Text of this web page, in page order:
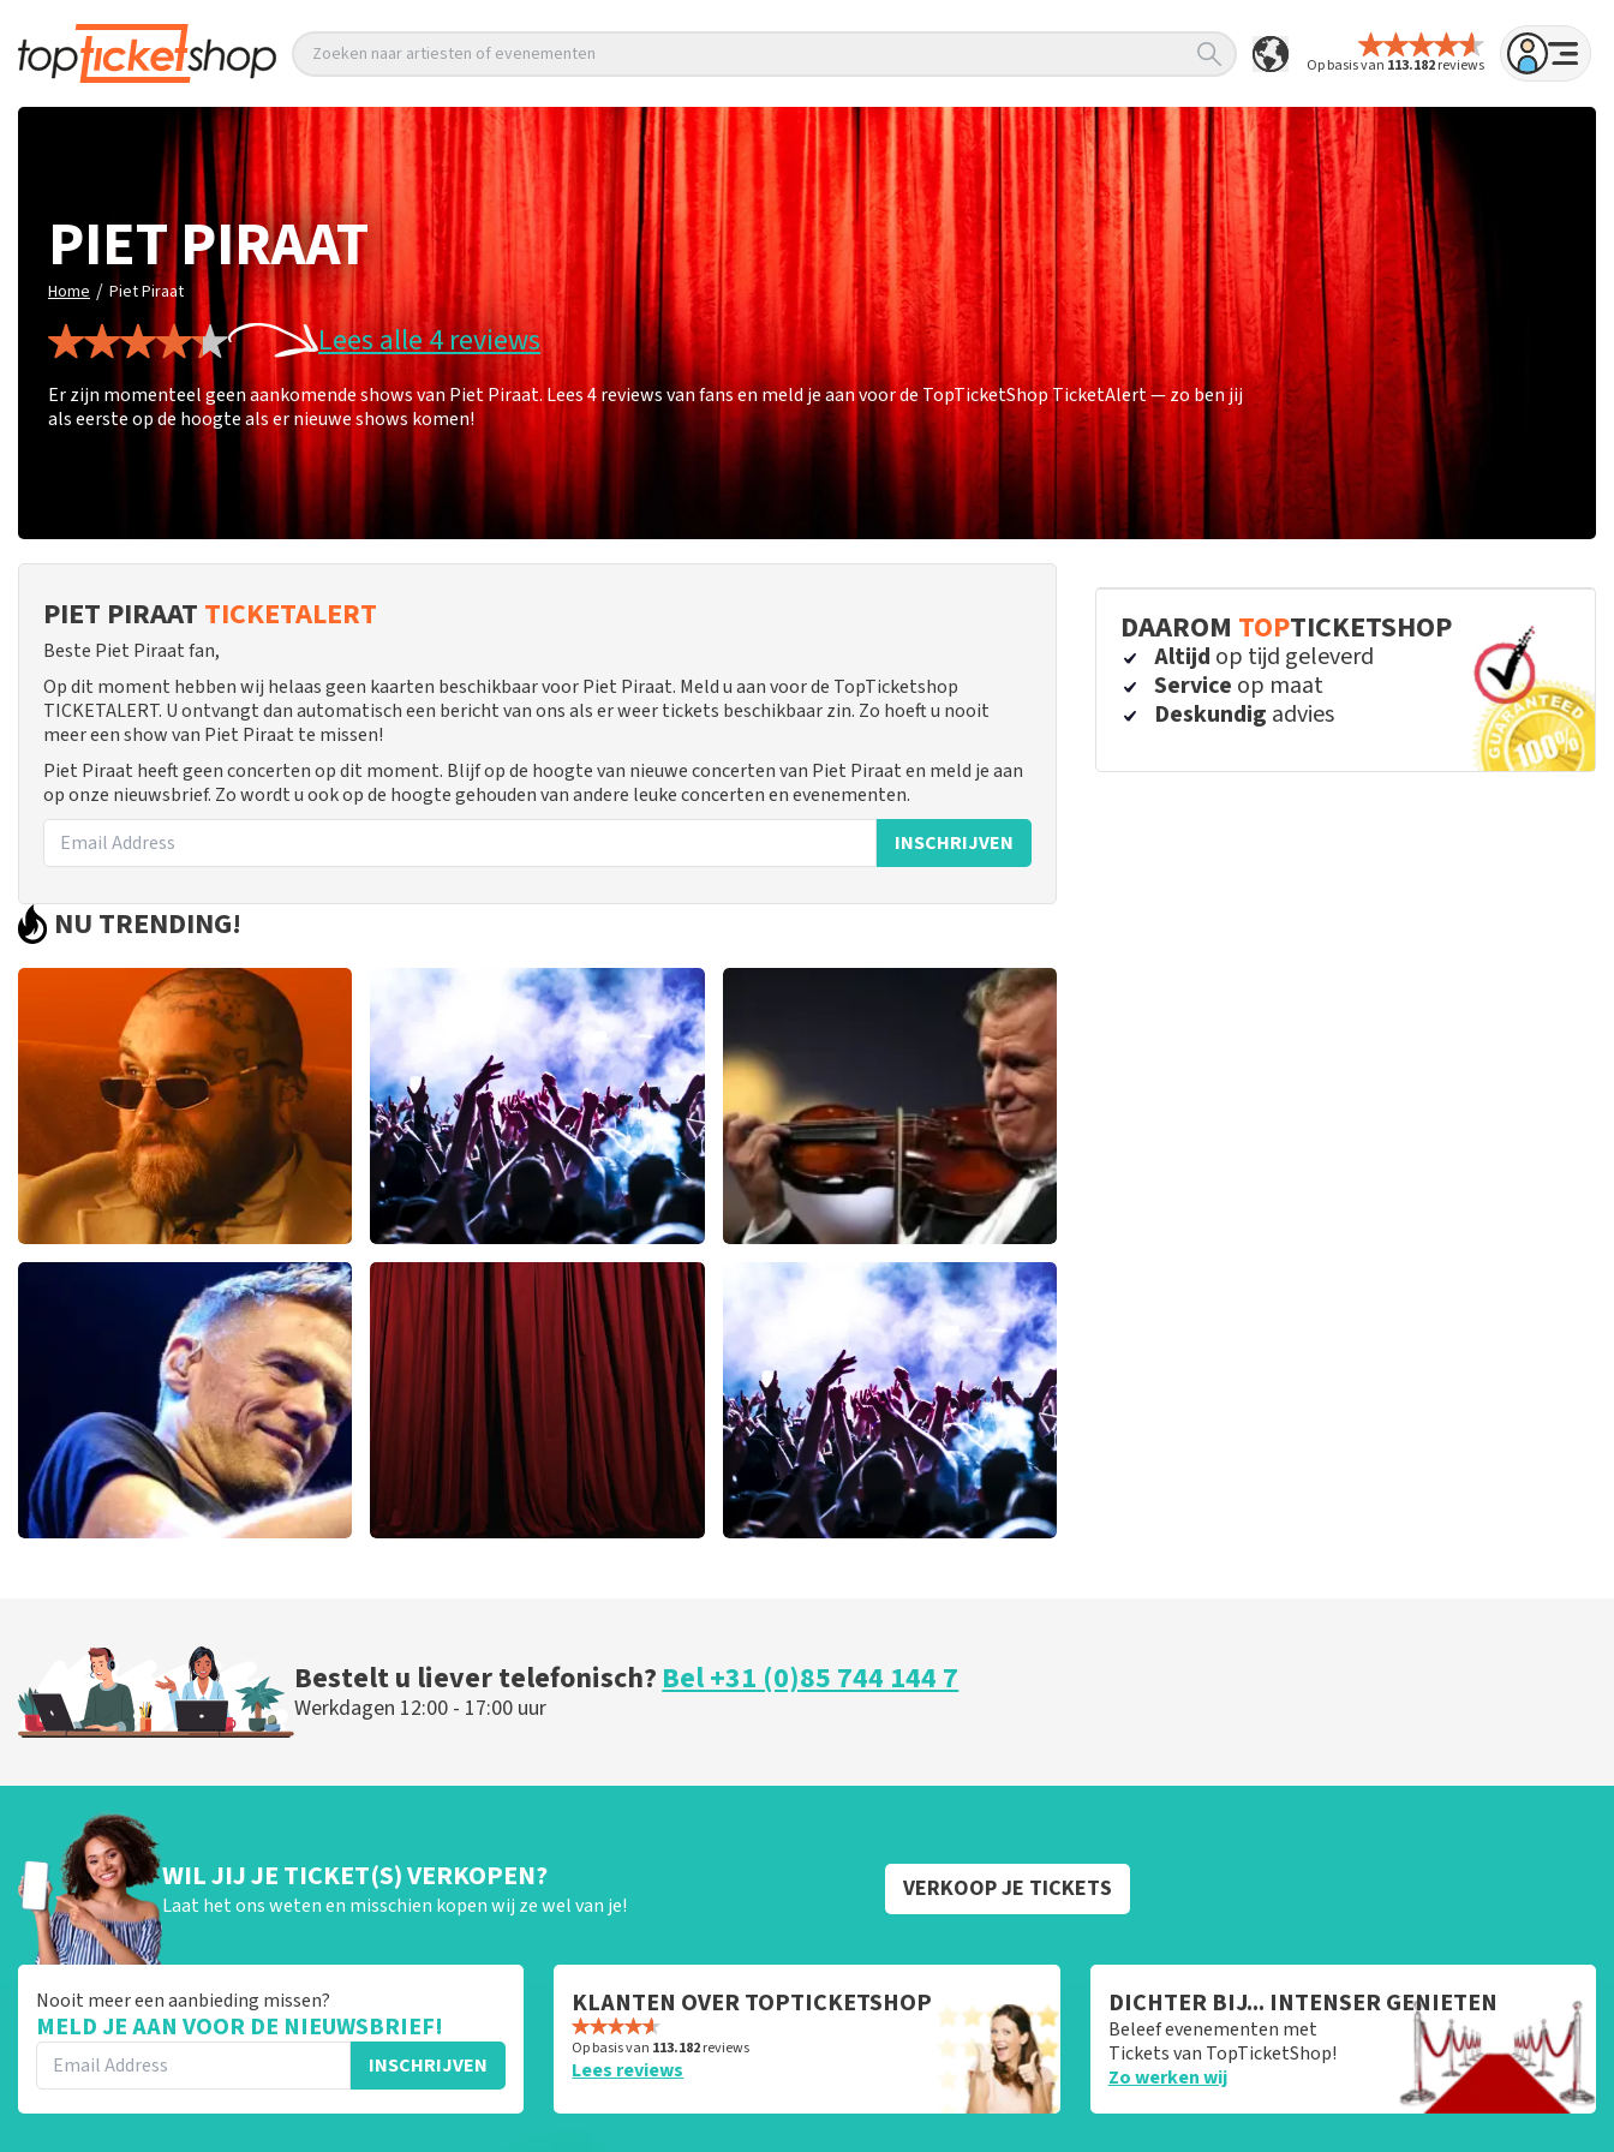
Op basis van 113.182reviews
Zoeken naar artiesten of evenementen
PIET PIRAAT
Home / Piet Piraat
Lees alle 4 reviews
Er zijn momenteel geen aankomende shows van Piet Piraat. Lees 4 reviews van fans en meld je aan voor de TopTicketShop TicketAlert — zo ben jij
als eerste op de hoogte als er nieuwe shows komen!
PIET PIRAAT TICKETALERT
Beste Piet Piraat fan,
Op dit moment hebben wij helaas geen kaarten beschikbaar voor Piet Piraat. Meld u aan voor de TopTicketshop
TICKETALERT. U ontvangt dan automatisch een bericht van ons als er weer tickets beschikbaar zin. Zo hoeft u nooit
meer een show van Piet Piraat te missen!
Piet Piraat heeft geen concerten op dit moment. Blijf op de hoogte van nieuwe concerten van Piet Piraat en meld je aan
op onze nieuwsbrief. Zo wordt u ook op de hoogte gehouden van andere leuke concerten en evenementen.
INSCHRIJVEN
NU TRENDING!
Teddy Swims
laatste 30 minuten
BESTEL NU
Megadeth
laatste 30 minuten
BESTEL NU
Andre Rieu
laatste 30 minuten
BESTEL NU
BESTEL NU
DAAROM TOPTICKETSHOP
Altijd op tijd geleverd
Service op maat
Deskundig advies
Bestelt u liever telefonisch?Bel +31 (0)85 744 144 7
Werkdagen 12:00 - 17:00 uur
WIL JIJ JE TICKET(S) VERKOPEN?
Laat het ons weten en misschien kopen wij ze wel van je!
VERKOOP JE TICKETS
Nooit meer een aanbieding missen?
MELD JE AAN VOOR DE NIEUWSBRIEF!
INSCHRIJVEN
KLANTEN OVER TOPTICKETSHOP
Op basis van 113.182reviews
Lees reviews
DICHTER BIJ... INTENSER GENIETEN
Beleef evenementen met
Tickets van TopTicketShop!
Zo werken wij